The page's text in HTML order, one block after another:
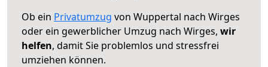
Ob ein Privatumzug von Wuppertal nach Wirges
oder ein gewerblicher Umzug nach Wirges, wir
helfen, damit Sie problemlos und stressfrei
umziehen können.